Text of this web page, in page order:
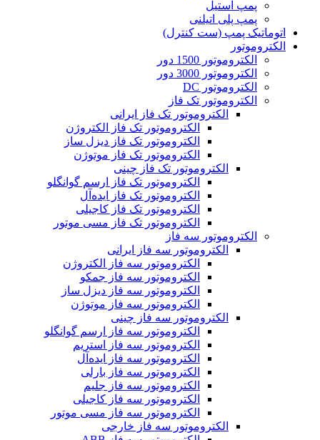
پمپ استیل
پمپ پلی اتیلنی
اتوماتیک پمپ (ست کنترل)
الکتروموتور
الکتروموتور 1500 دور
الکتروموتور 3000 دور
الکتروموتور DC
الکتروموتور تک فاز
الکتروموتور تک فاز ایرانی
الکتروموتور تک فاز الکتروژن
الکتروموتور تک فاز دیزل ساز
الکتروموتور تک فاز موتوژن
الکتروموتور تک فاز چینی
الکتروموتور تک فاز ارسم گوانگلو
الکتروموتور تک فاز ایده‌آل
الکتروموتور تک فاز کاجیلی
الکتروموتور تک فاز مسی موتور
الکتروموتور سه فاز
الکتروموتور سه فاز ایرانی
الکتروموتور سه فاز الکتروژن
الکتروموتور سه فاز جمکو
الکتروموتور سه فاز دیزل ساز
الکتروموتور سه فاز موتوژن
الکتروموتور سه فاز چینی
الکتروموتور سه فاز ارسم گوانگلو
الکتروموتور سه فاز استریم
الکتروموتور سه فاز ایده‌آل
الکتروموتور سه فاز بارلی
الکتروموتور سه فاز جلیم
الکتروموتور سه فاز کاجیلی
الکتروموتور سه فاز مسی موتور
الکتروموتور سه فاز خارجی